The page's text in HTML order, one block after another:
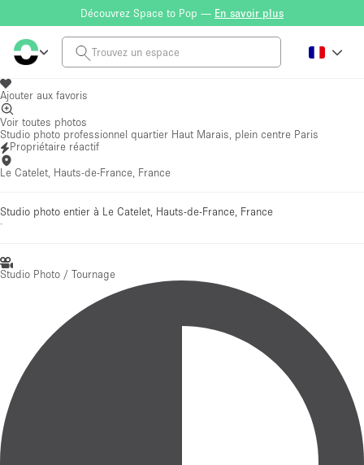
Découvrez Space to Pop — En savoir plus
Ajouter aux favoris
Voir toutes photos
Studio photo professionnel quartier Haut Marais, plein centre Paris
Propriétaire réactif
Le Catelet, Hauts-de-France, France
Studio photo entier à Le Catelet, Hauts-de-France, France
·
Studio Photo / Tournage